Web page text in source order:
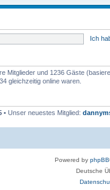
Ich
Mitglieder und 1236 Gäste
gleichzeitig online waren.
• Unser neuestes Mitglied:
Powered by phpBB
Deutsche